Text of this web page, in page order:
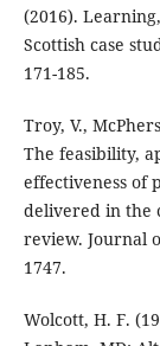
(2016).
Scottish case
171-185.
Troy, V.,
The feasibility,
effectiveness of
delivered in the
review. Journal
1747.
Wolcott, H. F.